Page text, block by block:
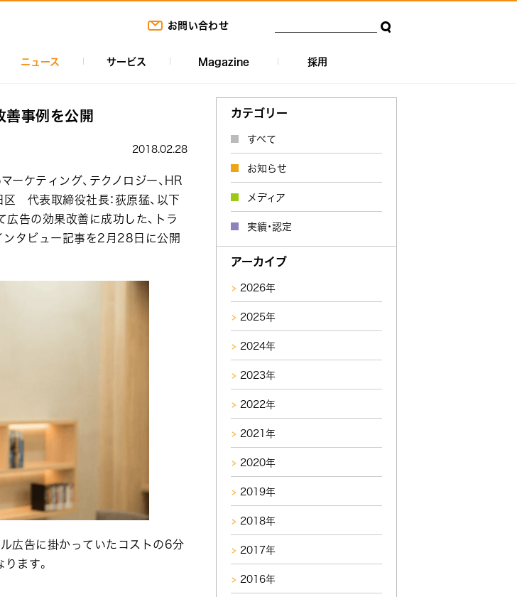
お問い合わせ
ニュース サービス Magazine 採用
事例を公開
2018.02.28
ケティング、テクノロジー、HR
代表取締役社長：荻原猛、以下
告の効果改善に成功した、トラ
ンタビュー記事を2月28日に公開
広告に掛かっていたコストの6分
ます。
カテゴリー
すべて
お知らせ
メディア
実績・認定
アーカイブ
2026年
2025年
2024年
2023年
2022年
2021年
2020年
2019年
2018年
2017年
2016年